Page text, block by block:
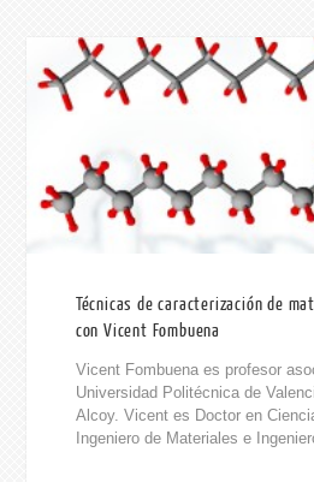
Técnicas de caracterización de
con Vicent Fombuena
Vicent Fombuena es profesor
Universidad Politécnica de
Alcoy. Vicent es Doctor en
Ingeniero de Materiales e